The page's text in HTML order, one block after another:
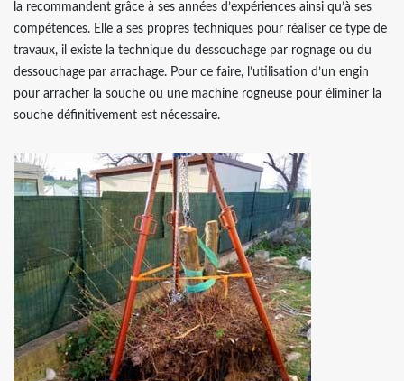
la recommandent grâce à ses années d’expériences ainsi qu’à ses
compétences. Elle a ses propres techniques pour réaliser ce type de
travaux, il existe la technique du dessouchage par rognage ou du
dessouchage par arrachage. Pour ce faire, l’utilisation d’un engin
pour arracher la souche ou une machine rogneuse pour éliminer la
souche définitivement est nécessaire.